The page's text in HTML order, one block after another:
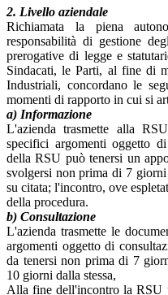
2. Livello aziendale
Richiamata la piena
responsabilità di gestione
prerogative di legge e
Sindacati, le Parti, al fine di
Industriali, concordano le
momenti di rapporto in cui si
a) Informazione
L'azienda trasmette alla
specifici argomenti oggetto
della RSU può tenersi un
svolgersi non prima di 7
su citata; l'incontro, ove
della procedura.
b) Consultazione
L'azienda trasmette le
argomenti oggetto di
da tenersi non prima di 7
10 giorni dalla stessa,
Alla fine dell'incontro la RSU